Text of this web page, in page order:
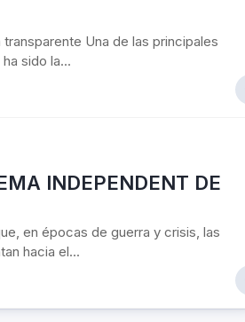
Una de las principales
sido la...
INDEPENDENT DE
en épocas de guerra y crisis, las
hacia el...